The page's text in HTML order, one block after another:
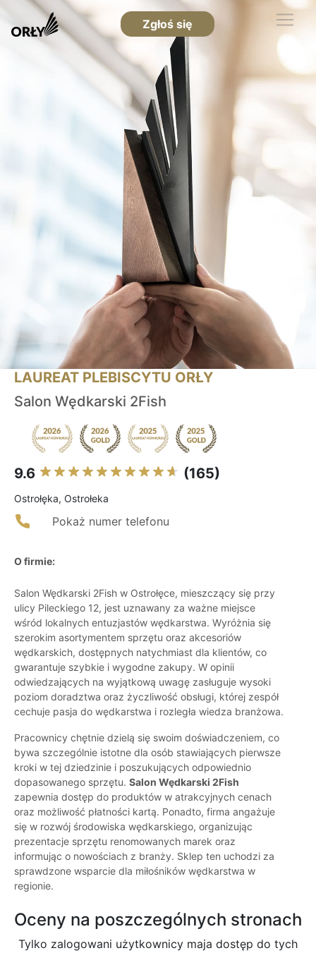
Zgłoś się
LAUREAT PLEBISCYTU ORŁY
Salon Wędkarski 2Fish
9.6 (165)
Ostrołęka, Ostrołeka
Pokaż numer telefonu
O firmie:
Salon Wędkarski 2Fish w Ostrołęce, mieszczący się przy
ulicy Pileckiego 12, jest uznawany za ważne miejsce
wśród lokalnych entuzjastów wędkarstwa. Wyróżnia się
szerokim asortymentem sprzętu oraz akcesoriów
wędkarskich, dostępnych natychmiast dla klientów, co
gwarantuje szybkie i wygodne zakupy. W opinii
odwiedzających na wyjątkową uwagę zasługuje wysoki
poziom doradztwa oraz życzliwość obsługi, której zespół
cechuje pasja do wędkarstwa i rozległa wiedza branżowa.
Pracownicy chętnie dzielą się swoim doświadczeniem, co
bywa szczególnie istotne dla osób stawiających pierwsze
kroki w tej dziedzinie i poszukujących odpowiednio
dopasowanego sprzętu. Salon Wędkarski 2Fish
zapewnia dostęp do produktów w atrakcyjnych cenach
oraz możliwość płatności kartą. Ponadto, firma angażuje
się w rozwój środowiska wędkarskiego, organizując
prezentacje sprzętu renomowanych marek oraz
informując o nowościach z branży. Sklep ten uchodzi za
sprawdzone wsparcie dla miłośników wędkarstwa w
regionie.
Oceny na poszczególnych stronach
Tylko zalogowani użytkownicy maja dostęp do tych